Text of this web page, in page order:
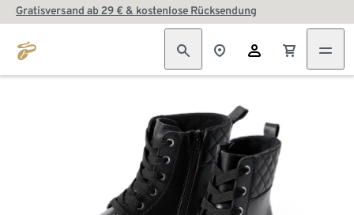
Gratisversand ab 29 € & kostenlose Rücksendung